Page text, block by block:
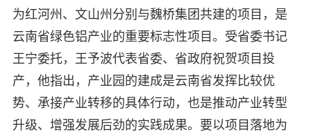
为红河州、文山州分别与魏桥集团共建的项目，是
云南省绿色铝产业的重要标志性项目。受省委书记
王宁委托，王予波代表省委、省政府祝贺项目投
产，他指出，产业园的建成是云南省发挥比较优
势、承接产业转移的具体行动，也是推动产业转型
升级、增强发展后劲的实践成果。要以项目落地为